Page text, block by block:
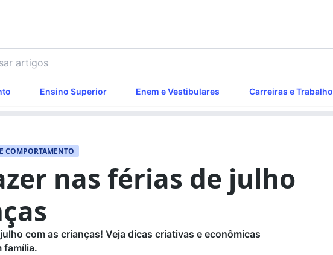
Ensino Superior Enem e Vestibulares Carreiras e Trabalho
COMPORTAMENTO
nas férias de julho
com as crianças! Veja dicas criativas e econômicas
família.